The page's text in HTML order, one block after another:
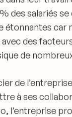
des salariés
étonnantes
avec des
de
de l’entreprise
à ses
l’entreprise